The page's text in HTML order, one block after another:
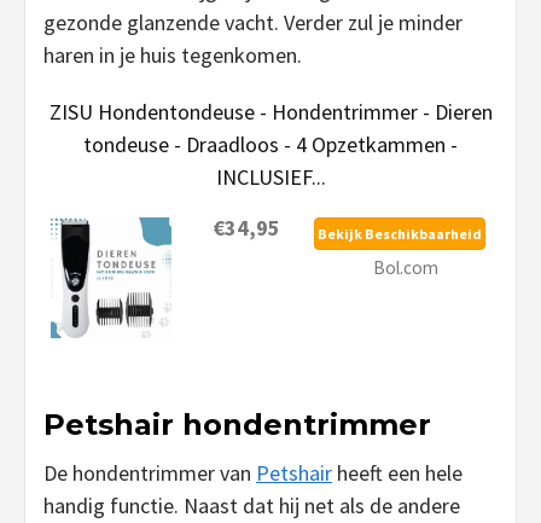
gezonde glanzende vacht. Verder zul je minder
haren in je huis tegenkomen.
ZISU Hondentondeuse - Hondentrimmer - Dieren
tondeuse - Draadloos - 4 Opzetkammen -
INCLUSIEF...
€34,95
Bekijk Beschikbaarheid
Bol.com
Petshair hondentrimmer
De hondentrimmer van Petshair heeft een hele
handig functie. Naast dat hij net als de andere